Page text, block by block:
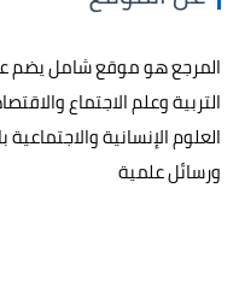
المرجع هو موقع شامل يضم
التربية وعلم الاجتماع
العلوم الإنسانية
ورسائل علمية